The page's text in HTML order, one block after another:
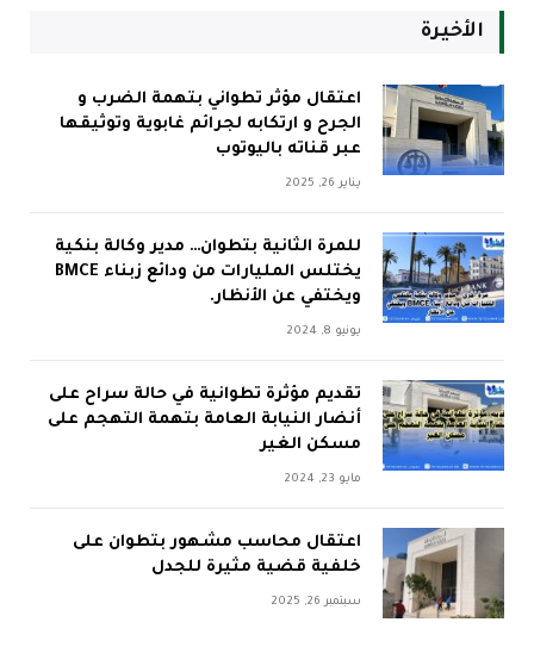
الأخيرة
اعتقال مؤثر تطواني بتهمة الضرب و
الجرح و ارتكابه لجرائم غابوية وتوثيقها
عبر قناته باليوتوب
يناير 26, 2025
للمرة الثانية بتطوان… مدير وكالة بنكية
يختلس المليارات من ودائع زبناء BMCE
ويختفي عن الأنظار.
يونيو 8, 2024
تقديم مؤثرة تطوانية في حالة سراح على
أنضار النيابة العامة بتهمة التهجم على
مسكن الغير
مايو 23, 2024
اعتقال محاسب مشهور بتطوان على
خلفية قضية مثيرة للجدل
سبتمبر 26, 2025